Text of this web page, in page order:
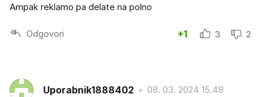
Ampak reklamo pa delate na polno
Odgovori +1 3 2
Uporabnik1888402 08. 03. 2024 15.48